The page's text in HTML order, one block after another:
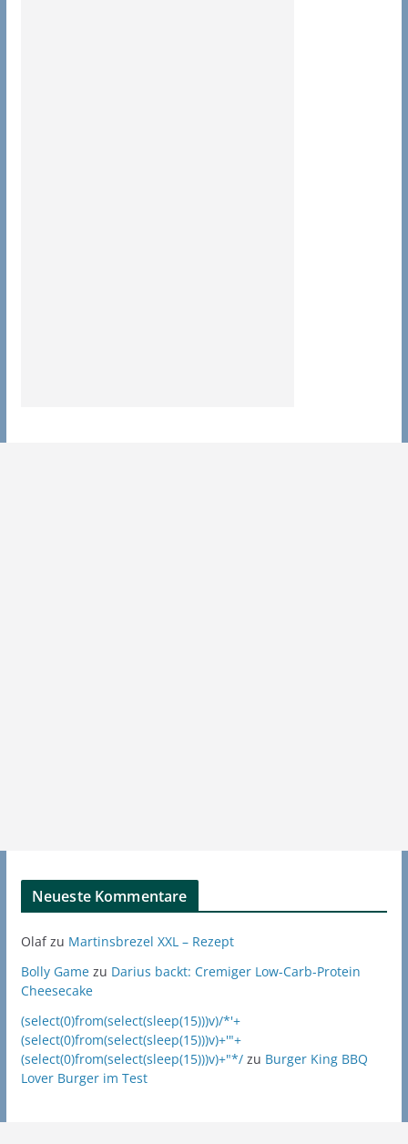
Neueste Kommentare
Olafzu Martinsbrezel XXL – Rezept
Bolly Gamezu Darius backt: Cremiger Low-Carb-Protein
Cheesecake
(select(0)from(select(sleep(15)))v)/*'+
(select(0)from(select(sleep(15)))v)+'"+
(select(0)from(select(sleep(15)))v)+"*/zu Burger King BBQ
Lover Burger im Test